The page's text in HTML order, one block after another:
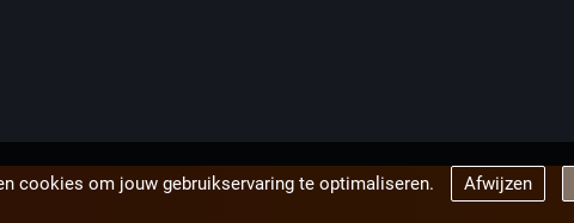
cookies om jouw gebruikservaring te optimaliseren. Afwijzen